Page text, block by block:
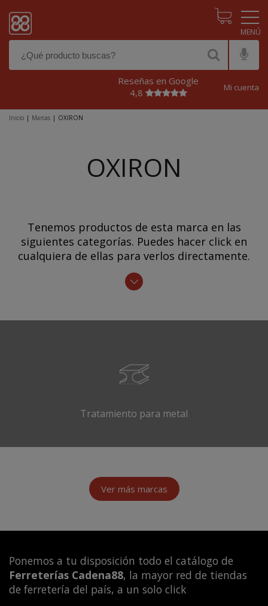
Reseñas en Google
4,8
Mi cuenta
Inicio | Marcas | OXIRON
OXIRON
Tenemos productos de esta marca en las
siguientes categorías. Puedes hacer click en
cualquiera de ellas para verlos directamente.
Tratamiento para metal
Ver más marcas
Ponemos a tu disposición todo el catálogo de
Ferreterías Cadena88, la mayor red de tiendas
de ferretería del país, a un solo click